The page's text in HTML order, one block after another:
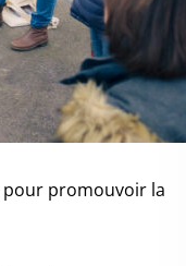
pour promouvoir la